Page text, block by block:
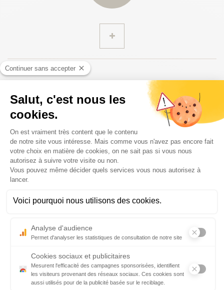
Facturación
Menores que viajan solos